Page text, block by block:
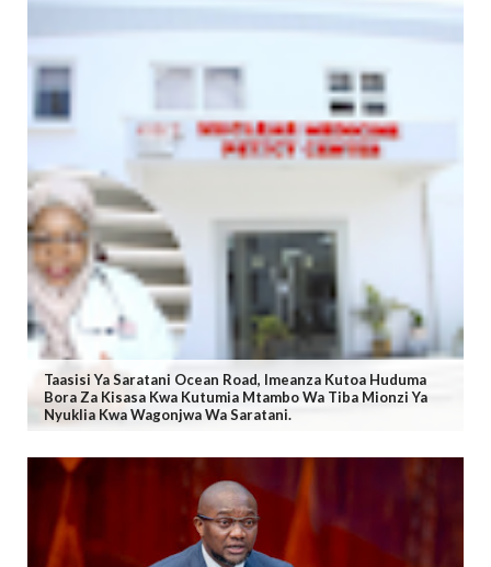
Taasisi Ya Saratani Ocean Road, Imeanza Kutoa Huduma
Bora Za Kisasa Kwa Kutumia Mtambo Wa Tiba Mionzi Ya
Nyuklia Kwa Wagonjwa Wa Saratani.